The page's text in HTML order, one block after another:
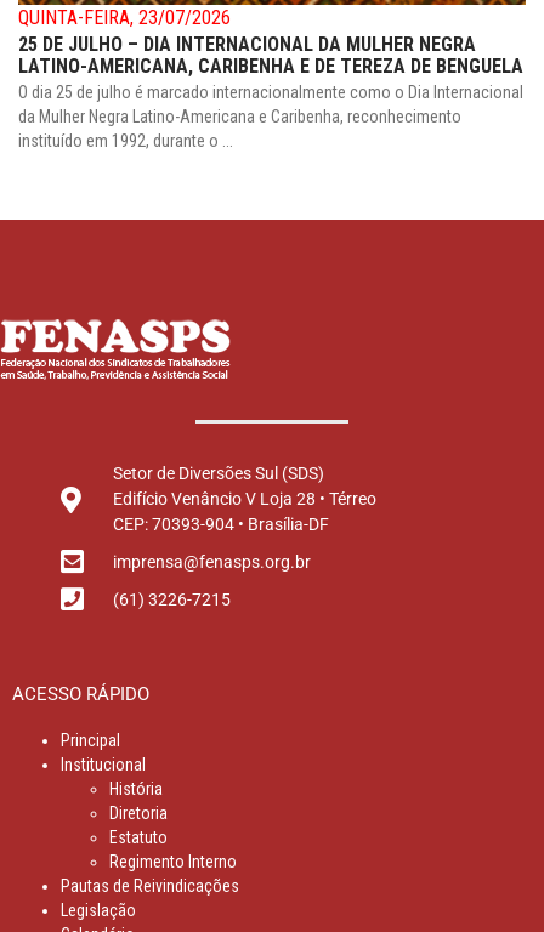
QUINTA-FEIRA, 23/07/2026
25 DE JULHO – DIA INTERNACIONAL DA MULHER NEGRA
LATINO-AMERICANA, CARIBENHA E DE TEREZA DE BENGUELA
O dia 25 de julho é marcado internacionalmente como o Dia Internacional
da Mulher Negra Latino-Americana e Caribenha, reconhecimento
instituído em 1992, durante o ...
Setor de Diversões Sul (SDS)
Edifício Venâncio V Loja 28 • Térreo
CEP: 70393-904 • Brasília-DF
imprensa@fenasps.org.br
(61) 3226-7215
ACESSO RÁPIDO
Principal
Institucional
História
Diretoria
Estatuto
Regimento Interno
Pautas de Reivindicações
Legislação